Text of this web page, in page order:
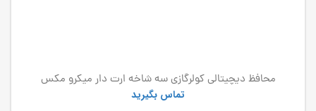
محافظ دیچیتالی کولرگازی سه شاخه ارت دار میکرو مکس
تماس بگیرید